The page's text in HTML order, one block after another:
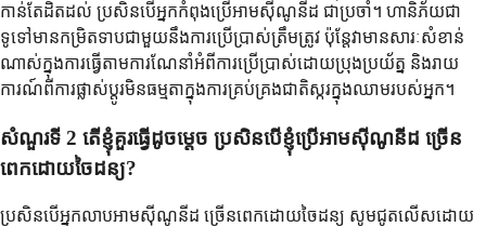
កាន់តែដិតដល់ ប្រសិនបើអ្នកកំពុងប្រើអាមស៊ីណូនីដ ជាប្រចាំ។ ហានិភ័យជា
ទូទៅមានកម្រិតទាបជាមួយនឹងការប្រើប្រាស់ត្រឹមត្រូវ ប៉ុន្តែវាមានសារៈសំខាន់
ណាស់ក្នុងការធ្វើតាមការណែនាំអំពីការប្រើប្រាស់ដោយប្រុងប្រយ័ត្ន និងរាយ
ការណ៍ពីការផ្លាស់ប្តូរមិនធម្មតាក្នុងការគ្រប់គ្រងជាតិស្ករក្នុងឈាមរបស់អ្នក។
សំណួរទី 2 តើខ្ញុំគួរធ្វើដូចម្តេច ប្រសិនបើខ្ញុំប្រើអាមស៊ីណូនីដ ច្រើន
ពេកដោយចៃដន្យ?
ប្រសិនបើអ្នកលាបអាមស៊ីណូនីដ ច្រើនពេកដោយចៃដន្យ សូមជូតលើសដោយ